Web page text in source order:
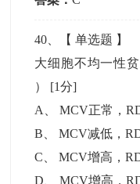
40 、【单选题 】
大细胞不均一性
） [1分]
A
、MCV正常，
B 、MCV减低，
C 、MCV增高，
D 、MCV增高，